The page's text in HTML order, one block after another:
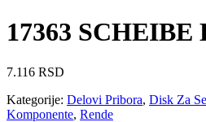
17363 SCHEIBE
7.116 RSD
Kategorije: Delovi Pribora, Disk Za
Komponente, Rende